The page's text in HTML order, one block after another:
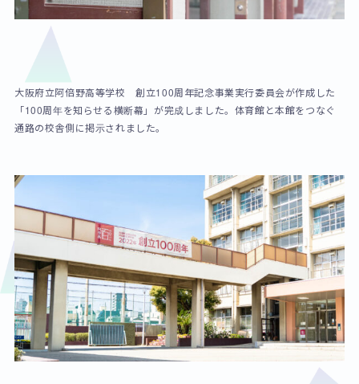
大阪府立阿倍野高等学校 創立100周年記念事業実行委員会が作成した
「100周年を知らせる横断幕」が完成しました。体育館と本館をつなぐ
通路の校舎側に掲示されました。